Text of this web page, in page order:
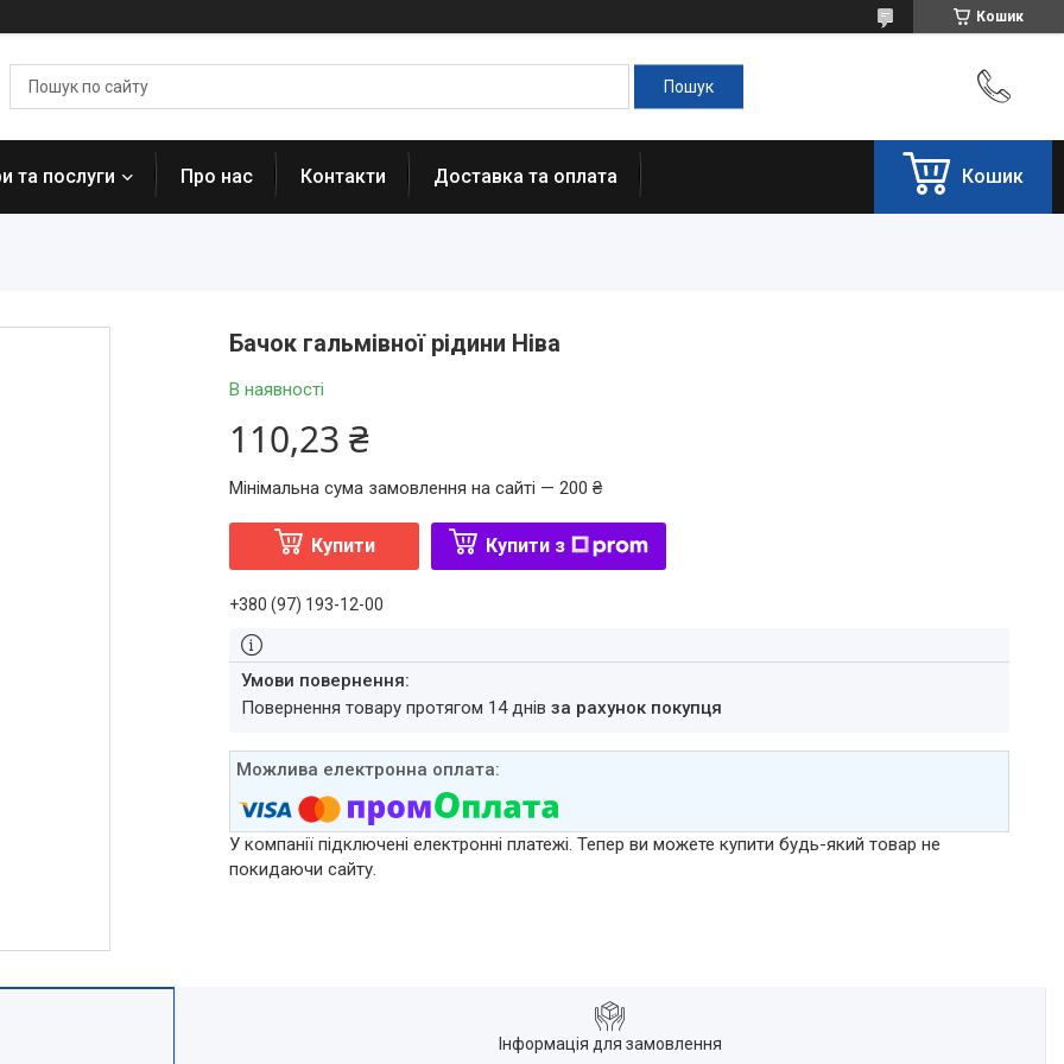
Кошик
та послуги Про нас Контакти Доставка та оплата Кошик
Бачок гальмівної рідини Ніва
В наявності
110,23 ₴
Мінімальна сума замовлення на сайті — 200 ₴
Купити Купити з
+380 (97) 193-12-00
повернення товару протягом 14 днівза рахунок покупця
У компанії підключені електронні платежі. Тепер ви можете купити будь-який товар не
покидаючи сайту.
Інформація для замовлення